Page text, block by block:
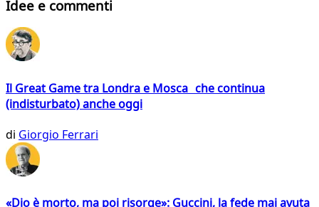
Idee e commenti
Il Great Game tra Londra e Mosca che continua
(indisturbato) anche oggi
di Giorgio Ferrari
«Dio è morto, ma poi risorge»: Guccini, la fede mai avuta